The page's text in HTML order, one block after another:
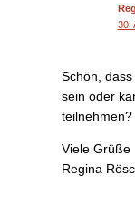
30.
Schön,
sein oder
teilnehmen?
Viele Grüße
Regina